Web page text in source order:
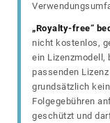
„Royalty-free“
nicht kostenlos,
ein Lizenzmodell,
passenden
grundsätzlich
Folgegebühren
geschützt und